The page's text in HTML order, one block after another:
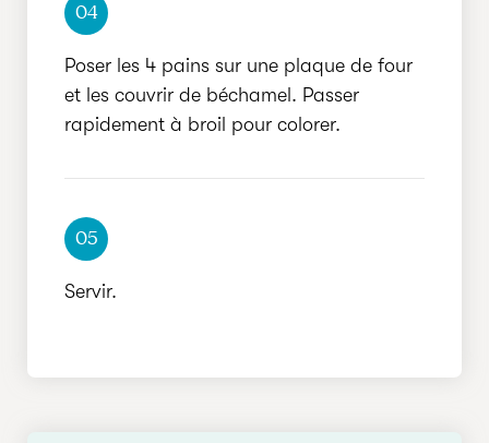
04
Poser les 4 pains sur une plaque de four
et les couvrir de béchamel. Passer
rapidement à broil pour colorer.
05
Servir.